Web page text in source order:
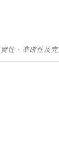
性、準確性及